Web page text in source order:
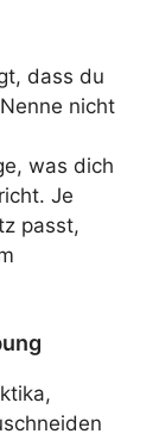
dass du
nicht
was dich
Je
passt,